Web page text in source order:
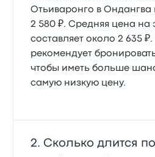
Отьиваронго в Ондангва
2 580 ₽. Средняя цена на
составляет около 2 635 ₽.
рекомендует
чтобы иметь больше
самую низкую цену.
Сколько длится